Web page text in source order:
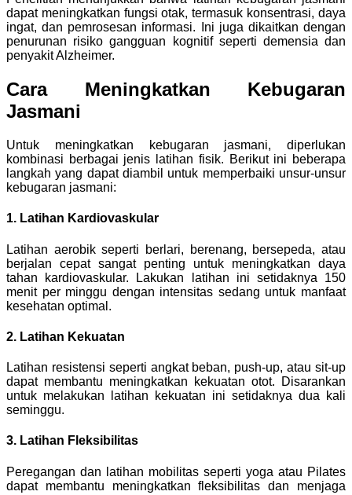
dapat meningkatkan fungsi otak, termasuk konsentrasi, daya
ingat, dan pemrosesan informasi. Ini juga dikaitkan dengan
penurunan risiko gangguan kognitif seperti demensia dan
penyakit Alzheimer.
Cara Meningkatkan Kebugaran
Jasmani
Untuk meningkatkan kebugaran jasmani, diperlukan
kombinasi berbagai jenis latihan fisik. Berikut ini beberapa
langkah yang dapat diambil untuk memperbaiki unsur-unsur
kebugaran jasmani:
1. Latihan Kardiovaskular
Latihan aerobik seperti berlari, berenang, bersepeda, atau
berjalan cepat sangat penting untuk meningkatkan daya
tahan kardiovaskular. Lakukan latihan ini setidaknya 150
menit per minggu dengan intensitas sedang untuk manfaat
kesehatan optimal.
2. Latihan Kekuatan
Latihan resistensi seperti angkat beban, push-up, atau sit-up
dapat membantu meningkatkan kekuatan otot. Disarankan
untuk melakukan latihan kekuatan ini setidaknya dua kali
seminggu.
3. Latihan Fleksibilitas
Peregangan dan latihan mobilitas seperti yoga atau Pilates
dapat membantu meningkatkan fleksibilitas dan menjaga